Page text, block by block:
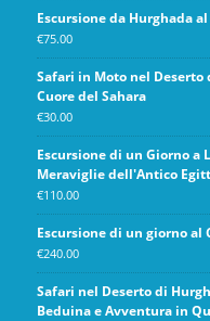
Escursione da Hurghada
€75.00
Safari in Moto nel Deserto
Cuore del Sahara
€30.00
Escursione di un Giorno a
Meraviglie dell'Antico
€110.00
Escursione di un giorno al
€240.00
Safari nel Deserto di
Beduina e Avventura in